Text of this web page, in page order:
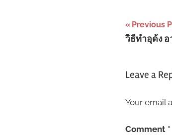
Post
Previous
วิธีทำอุด้ง
Leave a
Your email
Comment *